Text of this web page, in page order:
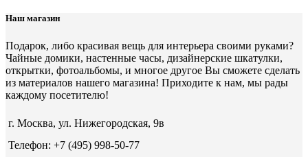
Наш магазин
Подарок, либо красивая вещь для интерьера своими руками?
Чайные домики, настенные часы, дизайнерские шкатулки,
открытки, фотоальбомы, и многое другое Вы сможете сделать
из материалов нашего магазина! Приходите к нам, мы рады
каждому посетителю!
г. Москва, ул. Нижегородская, 9в
Телефон: +7 (495) 998-50-77